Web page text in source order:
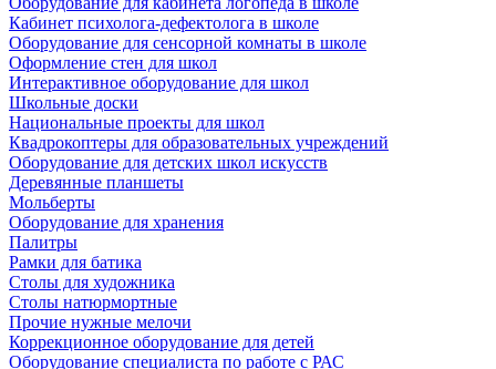
Кабинет психолога-дефектолога в школе
Оборудование для сенсорной комнаты в школе
Оформление стен для школ
Интерактивное оборудование для школ
Школьные доски
Национальные проекты для школ
Квадрокоптеры для образовательных учреждений
Оборудование для детских школ искусств
Деревянные планшеты
Мольберты
Оборудование для хранения
Палитры
Рамки для батика
Столы для художника
Столы натюрмортные
Прочие нужные мелочи
Коррекционное оборудование для детей
Оборудование специалиста по работе с РАС